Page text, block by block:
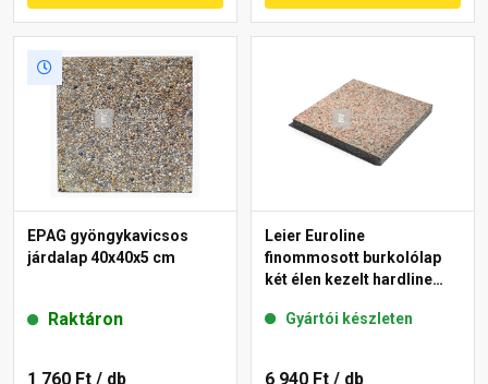
EPAG gyöngykavicsos
járdalap 40x40x5 cm
Raktáron
1 760 Ft / db
Leier Euroline
finommosott burkolólap
két élen kezelt hardline
Gyártói készleten
6 940 Ft / db